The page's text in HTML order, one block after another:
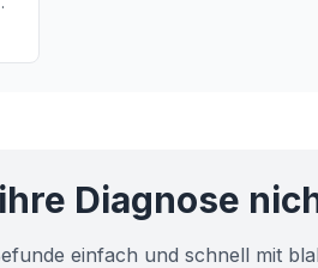
Diagnose
einfach und schnell mit